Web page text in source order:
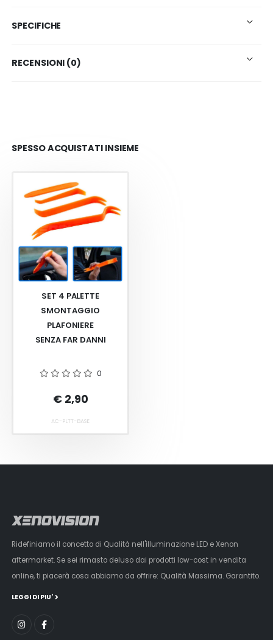
SPECIFICHE
RECENSIONI (0)
SPESSO ACQUISTATI INSIEME
SET 4 PALETTE
SMONTAGGIO
PLAFONIERE
SENZA FAR DANNI
0
€ 2,90
AC-PLTT-BASE
Ridefiniamo il concetto di Qualità nell'illuminazione LED e Xenon
aftermarket. Se sei rimasto deluso dai prodotti low-cost in vendita
online, ti piacerà cosa abbiamo da offrire: Qualità Massima. Garantito.
LEGGI DI PIU'